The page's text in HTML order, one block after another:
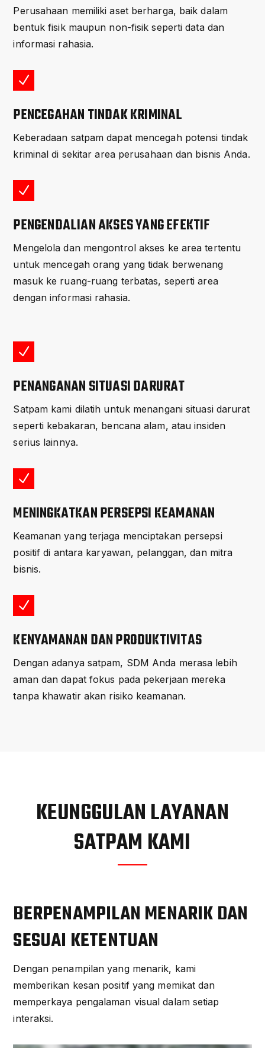
Perusahaan memiliki aset berharga, baik dalam
bentuk fisik maupun non-fisik seperti data dan
informasi rahasia.
N
PENCEGAHAN TINDAK KRIMINAL
Keberadaan satpam dapat mencegah potensi tindak
kriminal di sekitar area perusahaan dan bisnis Anda.
N
PENGENDALIAN AKSES YANG EFEKTIF
Mengelola dan mengontrol akses ke area tertentu
untuk mencegah orang yang tidak berwenang
masuk ke ruang-ruang terbatas, seperti area
dengan informasi rahasia.
N
PENANGANAN SITUASI DARURAT
Satpam kami dilatih untuk menangani situasi darurat
seperti kebakaran, bencana alam, atau insiden
serius lainnya.
N
MENINGKATKAN PERSEPSI KEAMANAN
Keamanan yang terjaga menciptakan persepsi
positif di antara karyawan, pelanggan, dan mitra
bisnis.
N
KENYAMANAN DAN PRODUKTIVITAS
Dengan adanya satpam, SDM Anda merasa lebih
aman dan dapat fokus pada pekerjaan mereka
tanpa khawatir akan risiko keamanan.
KEUNGGULAN LAYANAN
SATPAM KAMI
BERPENAMPILAN MENARIK DAN
SESUAI KETENTUAN
Dengan penampilan yang menarik, kami
memberikan kesan positif yang memikat dan
memperkaya pengalaman visual dalam setiap
interaksi.